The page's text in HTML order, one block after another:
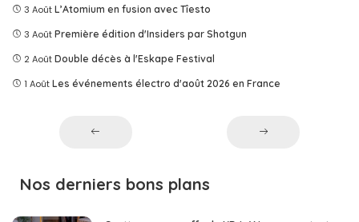
3 Août L’Atomium en fusion avec Tîesto
3 Août Première édition d'Insiders par Shotgun
2 Août Double décès à l'Eskape Festival
1 Août Les événements électro d'août 2026 en France
Nos derniers bons plans